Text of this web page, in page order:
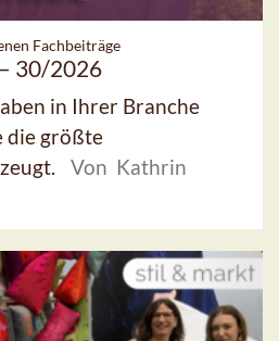
Fachbeiträge
30/2026
in Ihrer Branche
die größte
Von Kathrin